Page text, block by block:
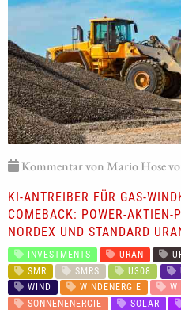
Kommentar von Mario Hose
KI-ANTREIBER FÜR GAS-
COMEBACK: POWER-AKTIEN-
NORDEX UND STANDARD
INVESTMENTS URAN
SMR
SMRS U308
WIND
WINDENERGIE
SONNENENERGIE
SOLAR